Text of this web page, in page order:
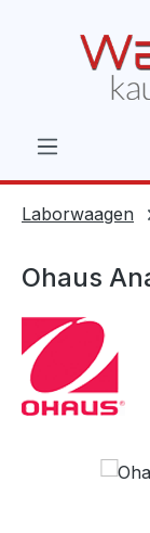
Laborwaagen
Ohaus
Bildergalerie